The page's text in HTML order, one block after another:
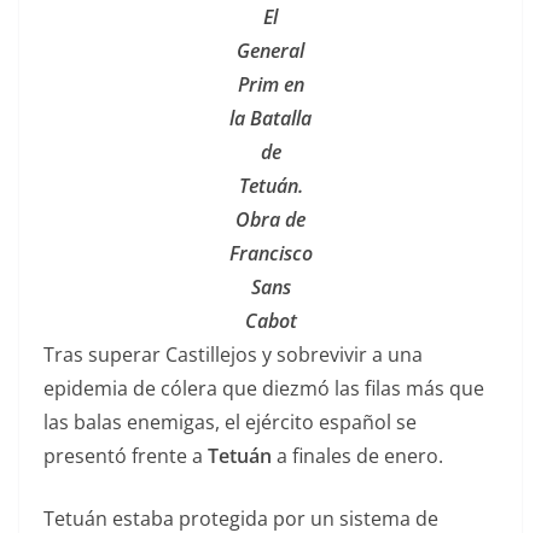
El
General
Prim en
la Batalla
de
Tetuán.
Obra de
Francisco
Sans
Cabot
Tras superar Castillejos y sobrevivir a una
epidemia de cólera que diezmó las filas más que
las balas enemigas, el ejército español se
presentó frente a Tetuán a finales de enero.
Tetuán estaba protegida por un sistema de